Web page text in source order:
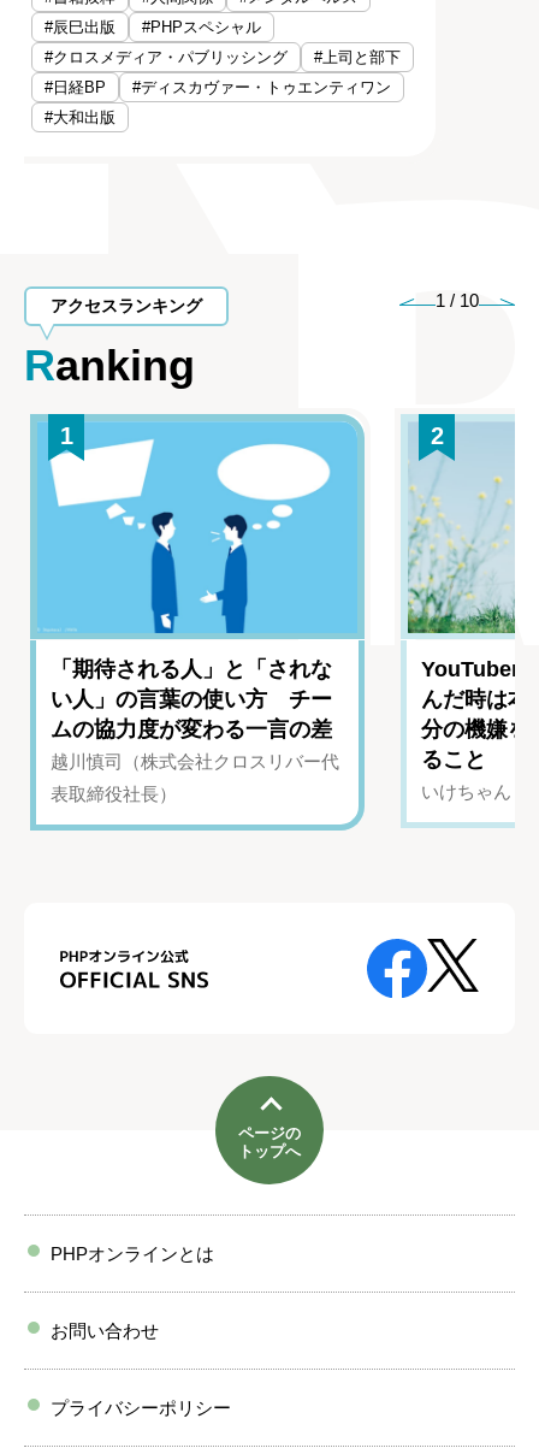
#辰巳出版
#PHPスペシャル
#クロスメディア・パブリッシング
#上司と部下
#日経BP
#ディスカヴァー・トゥエンティワン
#大和出版
アクセスランキング
Ranking
1 / 10
1
「期待される人」と「されな
い人」の言葉の使い方 チー
ムの協力度が変わる一言の差
越川慎司（株式会社クロスリバー代
表取締役社長）
2
YouTuber
んだ時は
分の機嫌を
ること
いけちゃん（
ページの
トップへ
PHPオンラインとは
お問い合わせ
プライバシーポリシー